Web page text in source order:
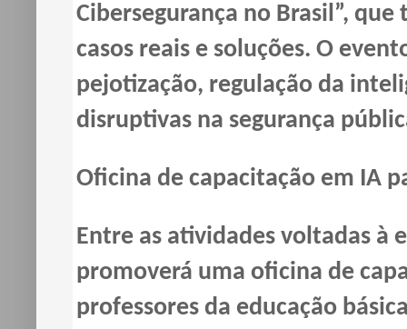
Cibersegurança no Brasil”,
casos reais e soluções. O
pejotização, regulação da
disruptivas na segurança
Oficina de capacitação em IA
Entre as atividades voltadas à
promoverá uma oficina de
professores da educação